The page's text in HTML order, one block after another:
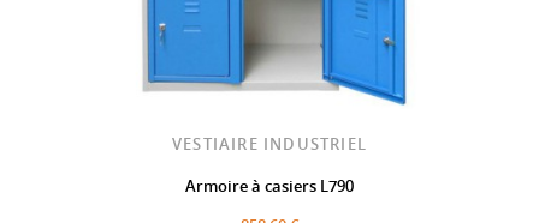
VESTIAIRE INDUSTRIEL
Armoire à casiers L790